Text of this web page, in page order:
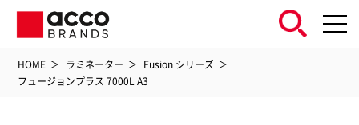
HOME ラミネーター
Fusion シリーズ
フュージョンプラス 7000L A3